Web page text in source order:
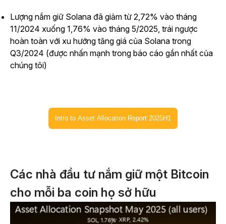
Lượng nắm giữ Solana đã giảm từ 2,72% vào tháng
11/2024 xuống 1,76% vào tháng 5/2025, trái ngược
hoàn toàn với xu hướng tăng giá của Solana trong
Q3/2024 (được nhấn mạnh trong báo cáo gần nhất của
chúng tôi)
Intro to Asset Allocation Report 2025H1
Các nhà đầu tư nắm giữ một Bitcoin
cho mỗi ba coin họ sở hữu